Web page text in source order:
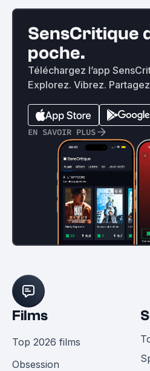
SensCritique
poche.
Téléchargez l’app
Explorez. Vibrez.
EN SAVOIR PLUS
Films
Top 2026 films
Obsession